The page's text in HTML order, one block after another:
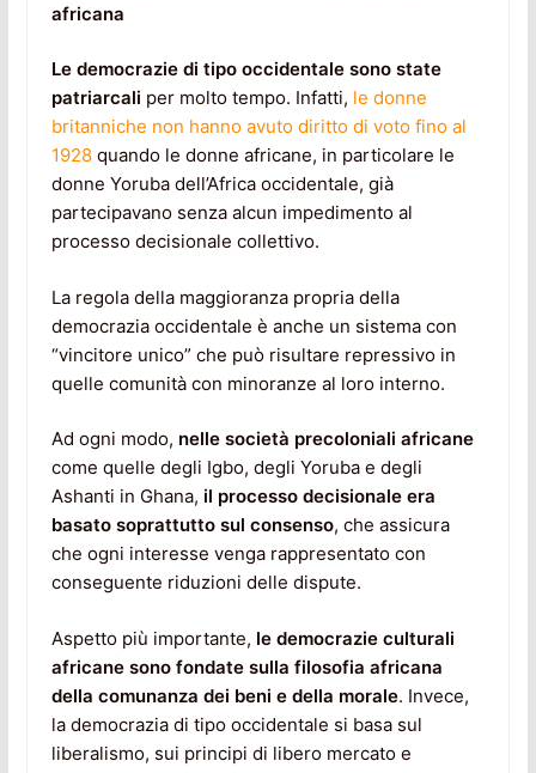
africana
Le democrazie di tipo occidentale sono state
patriarcali per molto tempo. Infatti, le donne
britanniche non hanno avuto diritto di voto fino al
1928quando le donne africane, in particolare le
donne Yoruba dell’Africa occidentale, già
partecipavano senza alcun impedimento al
processo decisionale collettivo.
La regola della maggioranza propria della
democrazia occidentale è anche un sistema con
“vincitore unico” che può risultare repressivo in
quelle comunità con minoranze al loro interno.
Ad ogni modo, nelle società precoloniali africane
come quelle degli Igbo, degli Yoruba e degli
Ashanti in Ghana, il processo decisionale era
basato soprattutto sul consenso, che assicura
che ogni interesse venga rappresentato con
conseguente riduzioni delle dispute.
Aspetto più importante, le democrazie culturali
africane sono fondate sulla filosofia africana
della comunanza dei beni e della morale. Invece,
la democrazia di tipo occidentale si basa sul
liberalismo, sui principi di libero mercato e